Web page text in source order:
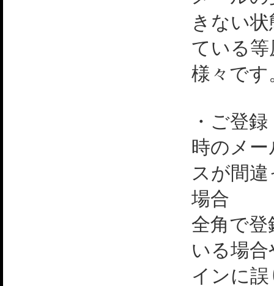
きない
ている
様々です
・ご登
時のメ
スが間
場合
全角で
いる場
インに